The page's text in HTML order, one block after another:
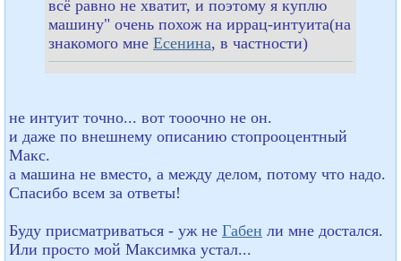
всё равно не хватит, и поэтому я куплю
машину" очень похож на иррац-интуита(на
знакомого мне Есенина, в частности)
не интуит точно... вот тооочно не он.
и даже по внешнему описанию стопрооцентный
Макс.
а машина не вместо, а между делом, потому что надо.
Спасибо всем за ответы!
Буду присматриваться - уж не Габен ли мне достался.
Или просто мой Максимка устал...